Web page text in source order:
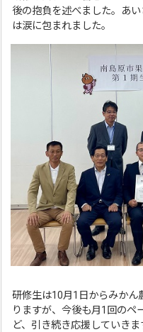
後の抱負を述べました。あ
は涙に包まれました。
研修生は10月1日からみかん
りますが、今後も月1回のペ
ど、引き続き応援していきま